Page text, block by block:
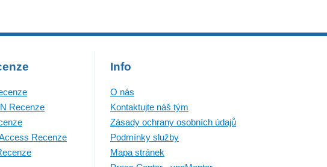
Recenze
Recenze
Info
O nás
Kontaktujte náš tým
Zásady ochrany osobních údajů
Podmínky služby
Mapa stránek